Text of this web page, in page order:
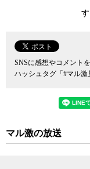
SNSに感想やコメント
ハッシュタグ「#マル激
マル激の放送